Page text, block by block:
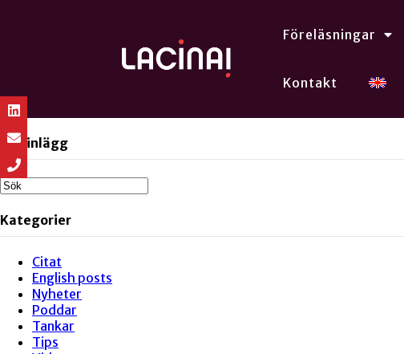
Föreläsningar
Kontakt
Sök inlägg
Kategorier
Citat
English posts
Nyheter
Poddar
Tankar
Tips